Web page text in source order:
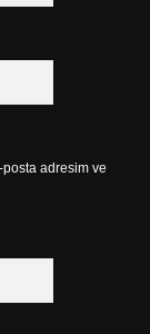
posta adresim ve